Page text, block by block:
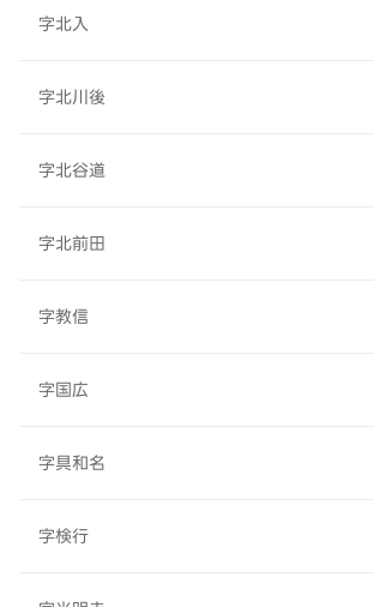
字北入
字北川後
字北谷道
字北前田
字教信
字国広
字具和名
字検行